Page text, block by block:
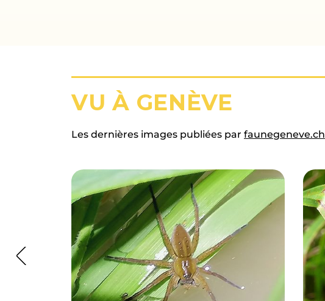
VU À GENÈVE
Les dernières images publiées par faunegeneve.ch